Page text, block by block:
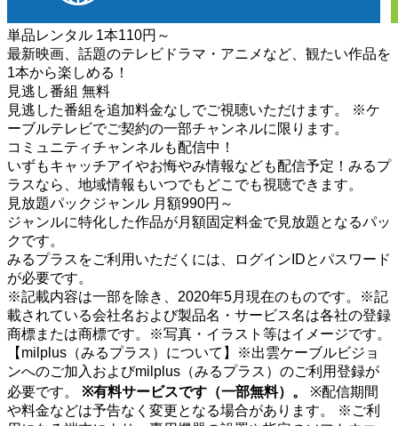
単品レンタル 1本110円～
最新映画、話題のテレビドラマ・アニメなど、観たい作品を
1本から楽しめる！
見逃し番組 無料
見逃した番組を追加料金なしでご視聴いただけます。
※ケ
ーブルテレビでご契約の一部チャンネルに限ります。
コミュニティチャンネルも配信中！
いずもキャッチアイやお悔やみ情報なども配信予定！みるプ
ラスなら、地域情報もいつでもどこでも視聴できます。
見放題パックジャンル 月額990円～
ジャンルに特化した作品が月額固定料金で見放題となるパッ
クです。
みるプラスをご利用いただくには、ログインIDとパスワード
が必要です。
※記載内容は一部を除き、2020年5月現在のものです。※記
載されている会社名および製品名・サービス名は各社の登録
商標または商標です。※写真・イラスト等はイメージです。
【milplus（みるプラス）について】※出雲ケーブルビジョ
ンへのご加入およびmilplus（みるプラス）のご利用登録が
必要です。 ※有料サービスです（一部無料）。
※配信期間
や料金などは予告なく変更となる場合があります。 ※ご利